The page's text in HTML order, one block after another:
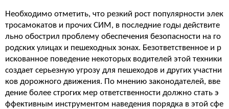
Необходимо отметить, что резкий рост популярности элек
тросамокатов и прочих СИМ, в последние годы действите
льно обострил проблему обеспечения безопасности на го
родских улицах и пешеходных зонах. Безответственное и р
искованное поведение некоторых водителей этой техники
создает серьезную угрозу для пешеходов и других участни
ков дорожного движения. По мнению законодателей, вве
дение более строгих мер ответственности должно стать э
ффективным инструментом наведения порядка в этой сфе